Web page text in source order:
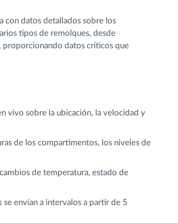
con datos detallados sobre los
tipos de remolques, desde
proporcionando datos críticos que
vivo sobre la ubicación, la velocidad y
de los compartimentos, los niveles de
de temperatura, estado de
se envían a intervalos a partir de 5